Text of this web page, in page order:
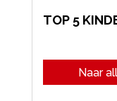
TOP 5
Naar